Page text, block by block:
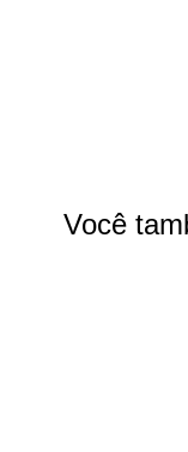
Você